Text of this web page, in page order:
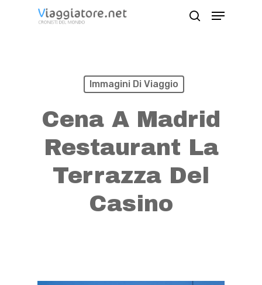
Menu
Immagini Di Viaggio
Cena A Madrid
Restaurant La
Terrazza Del
Casino